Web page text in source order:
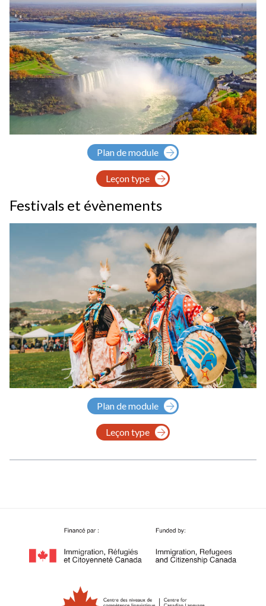
Plan de module
Leçon type
Festivals et évènements
Plan de module
Leçon type